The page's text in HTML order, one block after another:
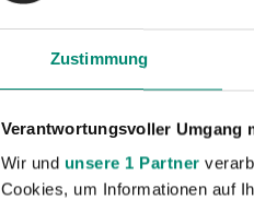
Zustimmung
Verantwortungsvoller Umgang
Wir und unsere 1 Partner
Cookies, um Informationen auf
Am
laufenden
fünften